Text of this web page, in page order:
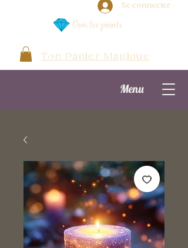
Menu
Ton Panier Magique
Se connecter
Voir les points